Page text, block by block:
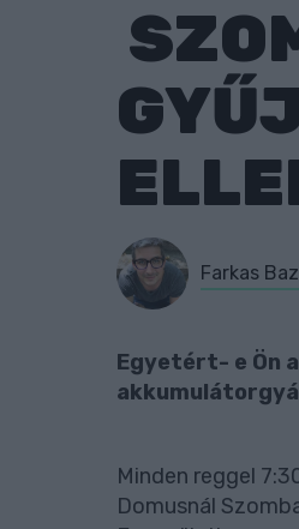
Farkas
Egyetért- e Ön
Minden reggel
Domusnál